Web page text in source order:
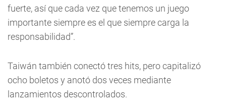
fuerte, así que cada vez que tenemos un juego
importante siempre es el que siempre carga la
responsabilidad”.
Taiwán también conectó tres hits, pero capitalizó
ocho boletos y anotó dos veces mediante
lanzamientos descontrolados.